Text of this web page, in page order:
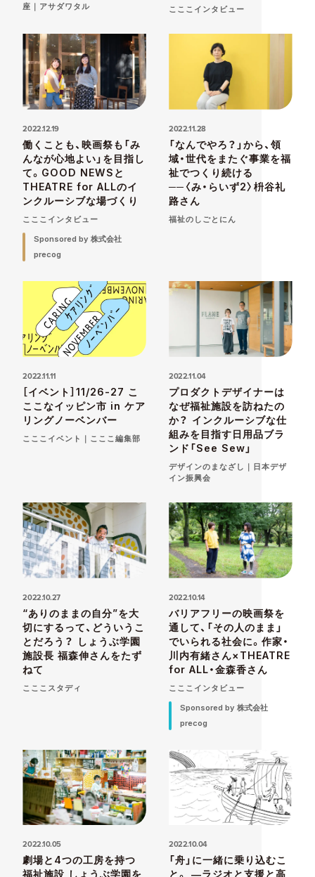
座｜アサダワタル こここインタビュー
2022.12.19
働くことも、映画祭も「み
んなが心地よい」を目指し
て。GOOD NEWSと
THEATRE for ALLのイ
ンクルーシブな場づくり
こここインタビュー
Sponsored by 株式会社
precog
2022.11.28
「なんでやろ？」から、領
域・世代をまたぐ事業を福
祉でつくり続ける
──〈み・らいず2〉枡谷礼
路さん
福祉のしごとにん
2022.11.11
［イベント］11/26-27 こ
ここなイッピン市 in ケア
リングノーベンバー
こここイベント｜こここ編集部
2022.11.04
プロダクトデザイナーは
なぜ福祉施設を訪ねたの
か？ インクルーシブな仕
組みを目指す日用品ブラ
ンド「See Sew」
デザインのまなざし｜日本デザ
イン振興会
2022.10.27
“ありのままの自分”を大
切にするって、どういうこ
とだろう？ しょうぶ学園
施設長 福森伸さんをたず
ねて
こここスタディ
2022.10.14
バリアフリーの映画祭を
通して、「その人のまま」
でいられる社会に。作家・
川内有緒さん×THEATRE
for ALL・金森香さん
こここインタビュー
Sponsored by 株式会社
precog
2022.10.05
劇場と4つの工房を持つ
福祉施設 しょうぶ学園を
2022.10.04
「舟」に一緒に乗り込むこ
と。 ―ラジオと支援と高